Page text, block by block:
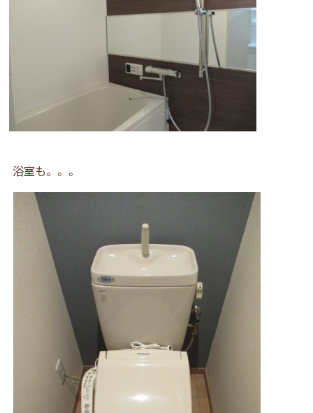
浴室も。。。